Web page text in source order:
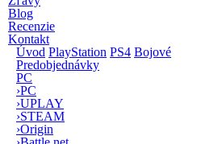
Blog
Recenzie
Kontakt
Úvod PlayStation PS4 Bojové
Predobjednávky
PC
›PC
›UPLAY
›STEAM
›Origin